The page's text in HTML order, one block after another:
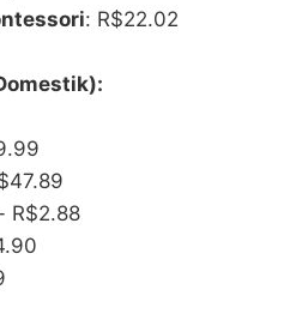
: R$22.02
R$2.88